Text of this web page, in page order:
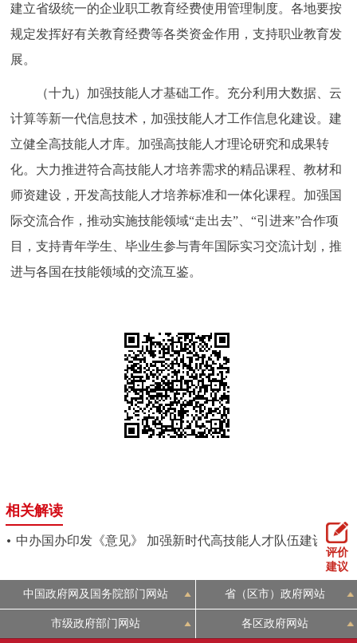
建立省级统一的企业职工教育经费使用管理制度。各地要按
规定发挥好有关教育经费等各类资金作用，支持职业教育发
展。
（十九）加强技能人才基础工作。充分利用大数据、云
计算等新一代信息技术，加强技能人才工作信息化建设。建
立健全高技能人才库。加强高技能人才理论研究和成果转
化。大力推进符合高技能人才培养需求的精品课程、教材和
师资建设，开发高技能人才培养标准和一体化课程。加强国
际交流合作，推动实施技能领域“走出去”、“引进来”合作项
目，支持青年学生、毕业生参与青年国际实习交流计划，推
进与各国在技能领域的交流互鉴。
相关解读
中办国办印发《意见》 加强新时代高技能人才队伍建设
评价
建议
中国政府网及国务院部门网站 省（区市）政府网站
市级政府部门网站 各区政府网站